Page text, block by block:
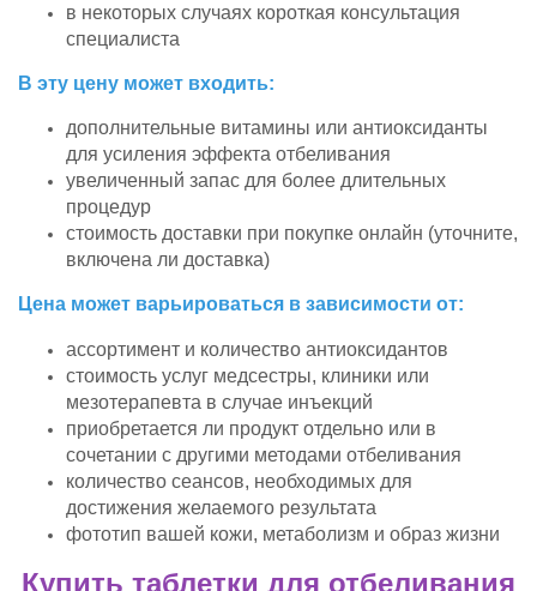
в некоторых случаях короткая консультация
специалиста
В эту цену может входить:
дополнительные витамины или антиоксиданты
для усиления эффекта отбеливания
увеличенный запас для более длительных
процедур
стоимость доставки при покупке онлайн (уточните,
включена ли доставка)
Цена может варьироваться в зависимости от:
ассортимент и количество антиоксидантов
стоимость услуг медсестры, клиники или
мезотерапевта в случае инъекций
приобретается ли продукт отдельно или в
сочетании с другими методами отбеливания
количество сеансов, необходимых для
достижения желаемого результата
фототип вашей кожи, метаболизм и образ жизни
Купить таблетки для отбеливания